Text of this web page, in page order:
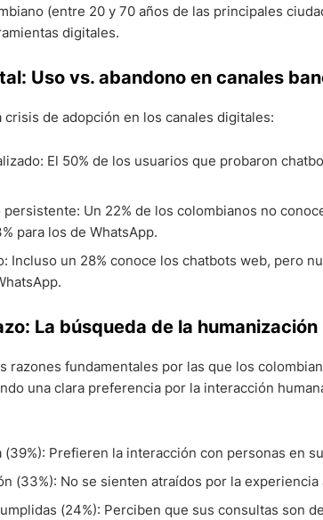
(entre 20 y 70 años de las principales
digitales.
Uso vs. abandono en canales
crisis de adopción en los canales digitales:
El 50% de los usuarios que probaron
Un 22% de los colombianos no
para los de WhatsApp.
Incluso un 28% conoce los chatbots web, pero
La búsqueda de la humanización
razones fundamentales por las que los
una clara preferencia por la interacción
(39%): Prefieren la interacción con personas en
(33%): No se sienten atraídos por la
(24%): Perciben que sus consultas son